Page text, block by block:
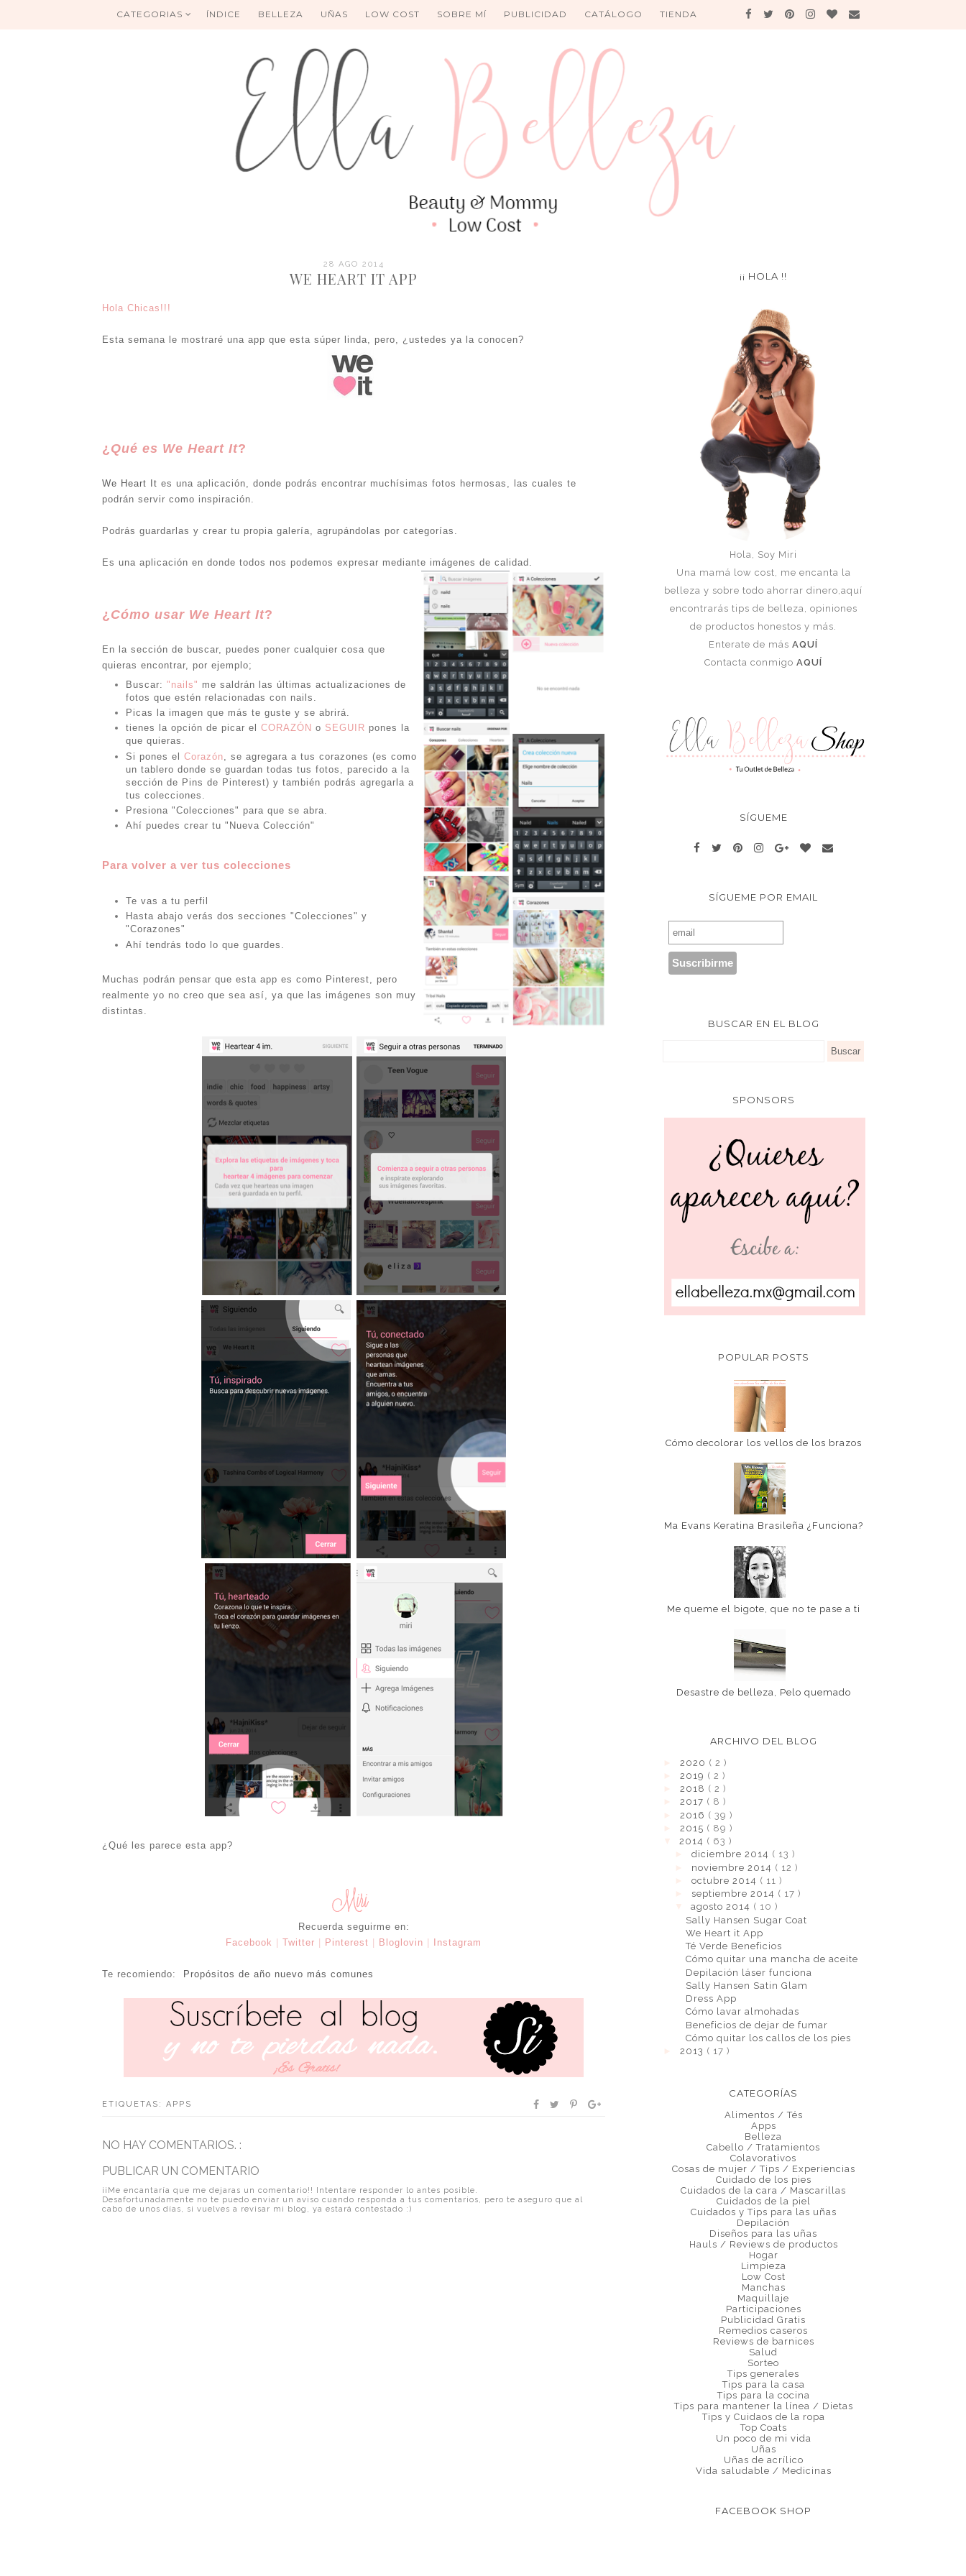
CATEGORIAS ÍNDICE BELLEZA UÑAS LOW COST SOBRE MÍ PUBLICIDAD CATÁLOGO TIENDA
28 AGO 2014
WE HEART IT APP
Hola Chicas!!!
Esta semana le mostraré una app que esta súper linda, pero, ¿ustedes ya la conocen?
¿Qué es We Heart It?
We Heart It es una aplicación, donde podrás encontrar muchísimas fotos hermosas, las cuales te
podrán servir como inspiración.
Podrás guardarlas y crear tu propia galería, agrupándolas por categorías.
Es una aplicación en donde todos nos podemos expresar mediante imágenes de calidad.
¿Cómo usar We Heart It?
En la sección de buscar, puedes poner cualquier cosa que
quieras encontrar, por ejemplo;
Buscar: "nails" me saldrán las últimas actualizaciones de
fotos que estén relacionadas con nails.
Picas la imagen que más te guste y se abrirá.
tienes la opción de picar el
CORAZÓN o SEGUIR pones la
que quieras.
Si pones el Corazón , se agregara a tus corazones (es como
un tablero donde se guardan todas tus fotos, parecido a la
sección de Pins de Pinterest) y también podrás agregarla a
tus colecciones.
Presiona "Colecciones" para que se abra.
Ahí puedes crear tu "Nueva Colección"
Para volver a ver tus colecciones
Te vas a tu perfil
Hasta abajo verás dos secciones "Colecciones" y
"Corazones"
Ahí tendrás todo lo que guardes.
Muchas podrán pensar que esta app es como Pinterest, pero
realmente yo no creo que sea así, ya que las imágenes son muy
distintas.
¿Qué les parece esta app?
Recuerda seguirme en:
Facebook
Twitter Pinterest Bloglovin Instagram
Te recomiendo: Propósitos de año nuevo más comunes
ETIQUETAS: APPS
NO HAY COMENTARIOS. :
PUBLICAR UN COMENTARIO
¡¡Me encantaría que me dejaras un comentario!! Intentare responder lo antes posible.
Desafortunadamente no te puedo enviar un aviso cuando responda a tus comentarios, pero te aseguro que al
cabo de unos días, si vuelves a revisar mi blog, ya estará contestado :)
¡¡ HOLA !!
Hola, Soy Miri
Una mamá low cost, me encanta la
belleza y sobre todo ahorrar dinero,aquí
encontrarás tips de belleza, opiniones
de productos honestos y más.
Enterate de más AQUÍ
Contacta conmigo AQUÍ
SÍGUEME
SÍGUEME POR EMAIL
BUSCAR EN EL BLOG
SPONSORS
POPULAR POSTS
Cómo decolorar los vellos de los brazos
Ma Evans Keratina Brasileña ¿Funciona?
Me queme el bigote, que no te pase a ti
Desastre de belleza, Pelo quemado
ARCHIVO DEL BLOG
2020 ( 2 )
2019 ( 2 )
2018 ( 2 )
2017 ( 8 )
2016 ( 39 )
2015 ( 89 )
2014 ( 63 )
diciembre 2014 ( 13 )
noviembre 2014 ( 12 )
octubre 2014 ( 11 )
septiembre 2014 ( 17 )
agosto 2014 ( 10 )
Sally Hansen Sugar Coat
We Heart it App
Té Verde Beneficios
Cómo quitar una mancha de aceite
Depilación láser funciona
Sally Hansen Satin Glam
Dress App
Cómo lavar almohadas
Beneficios de dejar de fumar
Cómo quitar los callos de los pies
2013 ( 17 )
CATEGORÍAS
Alimentos / Tés
Apps
Belleza
Cabello / Tratamientos
Colavorativos
Cosas de mujer / Tips / Experiencias
Cuidado de los pies
Cuidados de la cara / Mascarillas
Cuidados de la piel
Cuidados y Tips para las uñas
Depilación
Diseños para las uñas
Hauls / Reviews de productos
Hogar
Limpieza
Low Cost
Manchas
Maquillaje
Participaciones
Publicidad Gratis
Remedios caseros
Reviews de barnices
Salud
Sorteo
Tips generales
Tips para la casa
Tips para la cocina
Tips para mantener la línea / Dietas
Tips y Cuidaos de la ropa
Top Coats
Un poco de mi vida
Uñas
Uñas de acrílico
Vida saludable / Medicinas
FACEBOOK SHOP